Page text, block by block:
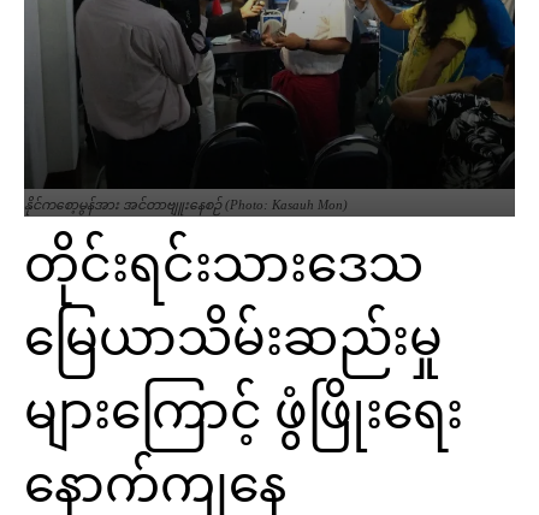
နိုင်ကစော့မွန်အား အင်တာဗျူးနေစဉ် (Photo: Kasauh Mon)
တိုင်းရင်းသားဒေသ
မြေယာသိမ်းဆည်းမှု
များကြောင့် ဖွံဖြိုးရေး
နောက်ကျနေ